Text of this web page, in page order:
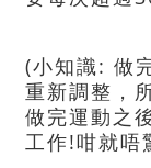
(小知識: 做
重新調整，
做完運動之
工作!咁就唔